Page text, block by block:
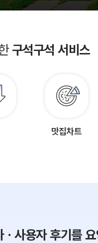
구석구석 서비스
맛집차트
ㆍ사용자 후기를